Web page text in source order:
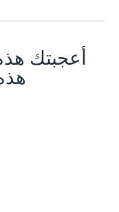
أعجبتك